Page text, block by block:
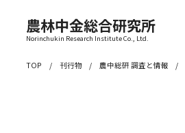
農林中金総合研究所
Norinchukin Research Institute Co., Ltd.
TOP 刊行物 農中総研 調査と情報